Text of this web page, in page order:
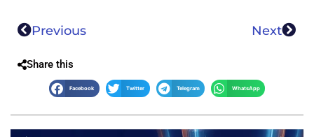
Previous Next
Share this
Facebook Twitter Telegram WhatsApp